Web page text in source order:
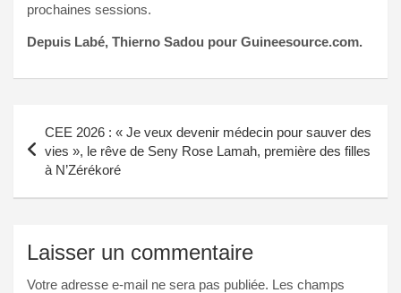
prochaines sessions.
Depuis Labé, Thierno Sadou pour Guineesource.com.
de
l’article
CEE 2026 : « Je veux devenir médecin pour sauver des
vies », le rêve de Seny Rose Lamah, première des filles
à N’Zérékoré
Laisser un commentaire
Votre adresse e-mail ne sera pas publiée. Les champs